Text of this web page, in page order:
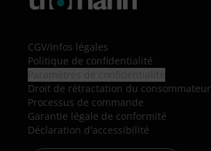
CGV/Infos légales
Politique de confidentialité
Droit de rétractation du consommateur
Processus de commande
Garantie légale de conformité
Déclaration d'accessibilité